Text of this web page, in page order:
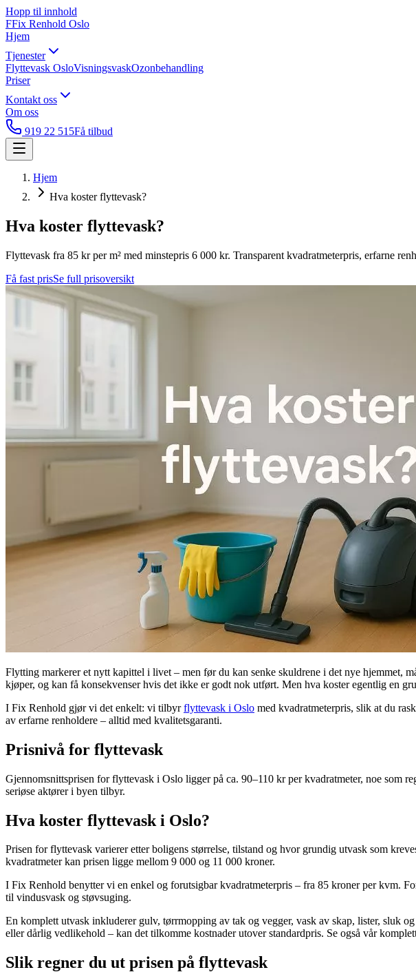
Hopp til innhold
FFix Renhold Oslo
Hjem
Tjenester
Flyttevask OsloVisningsvaskOzonbehandling
Priser
Kontakt oss
Om oss
919 22 515Få tilbud
Hjem
Hva koster flyttevask?
Hva koster flyttevask?
Flyttevask fra 85 kr per m² med minstepris 6 000 kr. Transparent kvadratmeterpris, erfarne
Få fast prisSe full prisoversikt
Flytting markerer et nytt kapittel i livet – men før du kan senke skuldrene i det nye hjemmet,
kjøper, og kan få konsekvenser hvis det ikke er godt nok utført. Men hva koster egentlig en
I Fix Renhold gjør vi det enkelt: vi tilbyr flyttevask i Oslo med kvadratmeterpris, slik at du
av erfarne renholdere – alltid med kvalitetsgaranti.
Prisnivå for flyttevask
Gjennomsnittsprisen for flyttevask i Oslo ligger på ca. 90–110 kr per kvadratmeter, noe som
seriøse aktører i byen tilbyr.
Hva koster flyttevask i Oslo?
Prisen for flyttevask varierer etter boligens størrelse, tilstand og hvor grundig utvask som
kvadratmeter kan prisen ligge mellom 9 000 og 11 000 kroner.
I Fix Renhold benytter vi en enkel og forutsigbar kvadratmeterpris – fra 85 kroner per kvm.
til vindusvask og støvsuging.
En komplett utvask inkluderer gulv, tørrmopping av tak og vegger, vask av skap, lister, sluk
eller dårlig vedlikehold – kan det tilkomme kostnader utover standardpris. Se også vår
Slik regner du ut prisen på flyttevask